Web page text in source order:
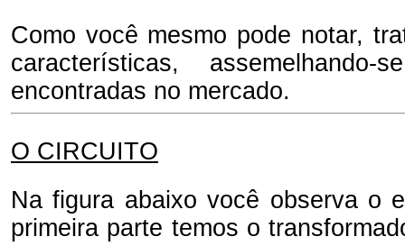
Como você mesmo pode notar,
características,
encontradas no mercado.
O CIRCUITO
Na figura abaixo você observa o
primeira parte temos o